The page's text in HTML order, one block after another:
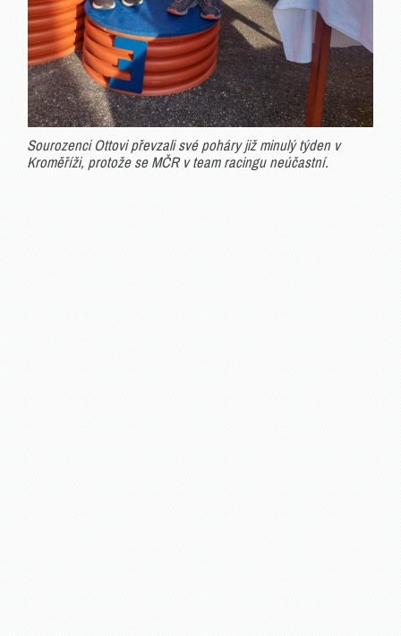
Sourozenci Ottovi převzali své poháry již minulý týden v
Kroměříži, protože se MČR v team racingu neúčastní.